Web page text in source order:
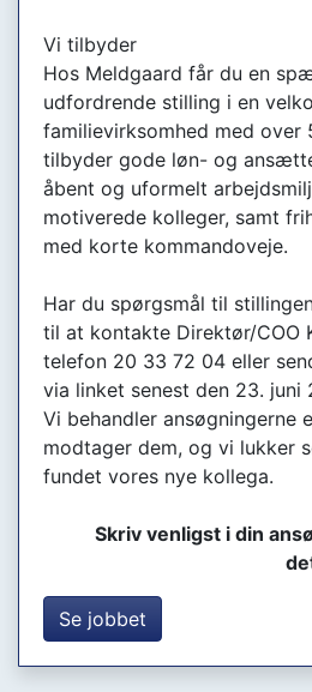
Vi tilbyder
Hos Meldgaard får du en
udfordrende stilling i en
familievirksomhed med over
tilbyder gode løn- og
åbent og uformelt
motiverede kolleger, samt
med korte kommandoveje.
Har du spørgsmål til
til at kontakte Direktør/COO
telefon 20 33 72 04 eller
via linket senest den 23. juni
Vi behandler ansøgningerne
modtager dem, og vi lukker
fundet vores nye kollega.
Skriv venligst i din
Se jobbet